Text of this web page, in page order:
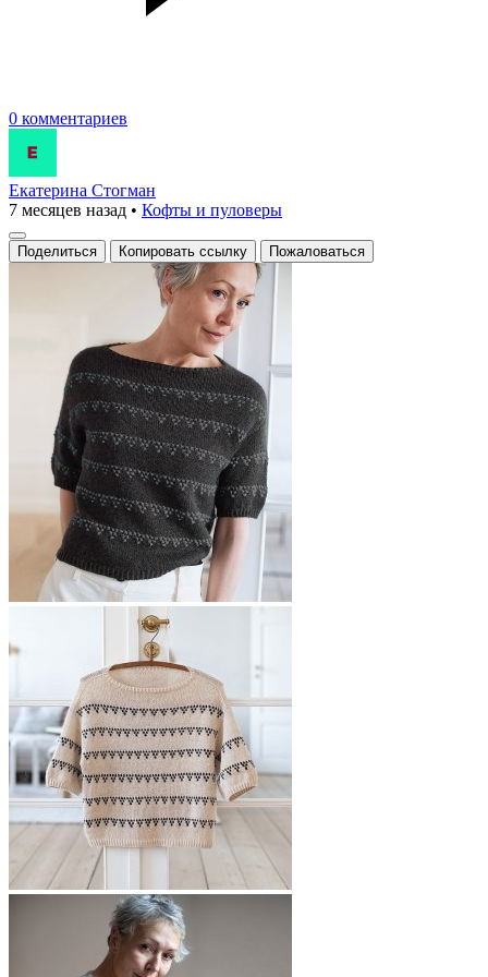
0 комментариев
Екатерина Стогман
7 месяцев назад • Кофты и пуловеры
Поделиться Копировать ссылку Пожаловаться